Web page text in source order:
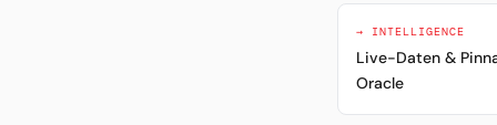
→ INTELLIGENCE
Live-Daten &
Oracle